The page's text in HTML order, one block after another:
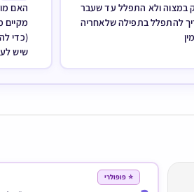
במצוה ולא התפלל עד שעבר
להתפלל בתפילה שלאחריה
האם
מקיים
(כדי
שיש
⭐ פופולרי